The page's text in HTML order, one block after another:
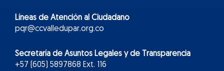
Líneas de Atención al Ciudadano
pqr@ccvalledupar.org.co
Secretaría de Asuntos Legales y de Transparencia
+57 (605) 5897868 Ext. 116